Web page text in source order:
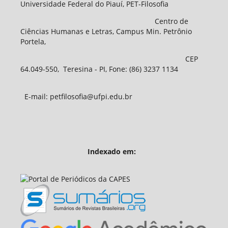
Universidade Federal do Piauí, PET-Filosofia
Centro de
Ciências Humanas e Letras, Campus Min. Petrônio
Portela,
CEP
64.049-550, Teresina - PI, Fone: (86) 3237 1134
E-mail: petfilosofia@ufpi.edu.br
Indexado em: